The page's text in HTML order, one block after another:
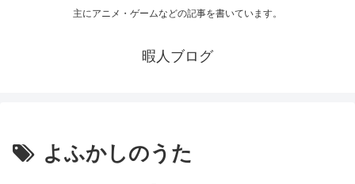
主にアニメ・ゲームなどの記事を書いています。
暇人ブログ
よふかしのうた